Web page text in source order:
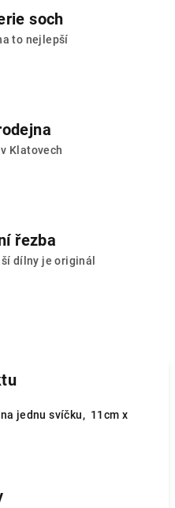
soch
to nejlepší
Klatovech
řezba
dílny je originál
jednu svíčku, 11cm x